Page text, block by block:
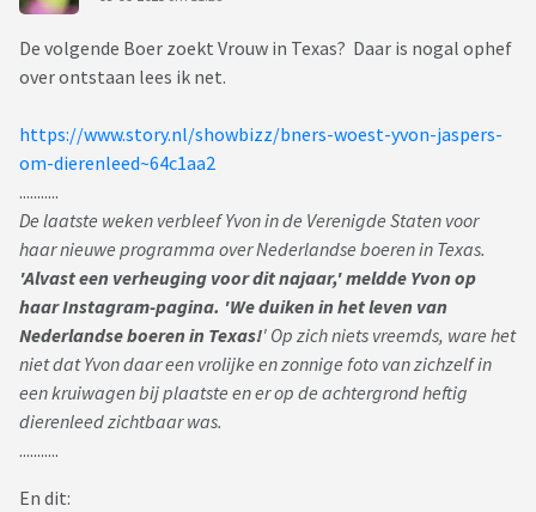
De volgende Boer zoekt Vrouw in Texas? Daar is nogal ophef
over ontstaan lees ik net.
https://www.story.nl/showbizz/bners-woest-yvon-jaspers-
om-dierenleed~64c1aa2
...........
De laatste weken verbleef Yvon in de Verenigde Staten voor
haar nieuwe programma over Nederlandse boeren in Texas.
'Alvast een verheuging voor dit najaar,' meldde Yvon op
haar Instagram-pagina. 'We duiken in het leven van
Nederlandse boeren in Texas!' Op zich niets vreemds, ware het
niet dat Yvon daar een vrolijke en zonnige foto van zichzelf in
een kruiwagen bij plaatste en er op de achtergrond heftig
dierenleed zichtbaar was.
...........
En dit: